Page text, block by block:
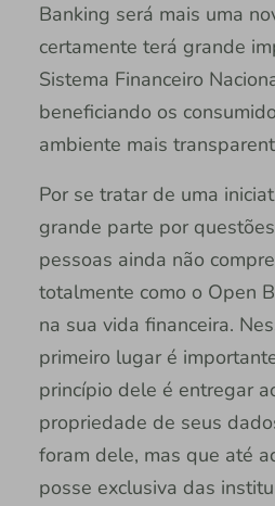
Banking será mais uma
certamente terá grande
Sistema Financeiro
beneficiando os
ambiente mais
Por se tratar de uma
grande parte por
pessoas ainda não
totalmente como o Open
na sua vida financeira.
primeiro lugar é
princípio dele é entregar
propriedade de seus
foram dele, mas que até
posse exclusiva das